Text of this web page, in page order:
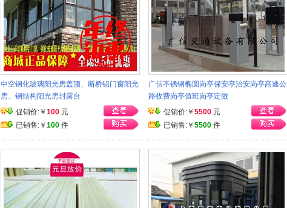
中空钢化玻璃阳光房盖顶、断桥铝门窗阳光
房、钢结构阳光房封露台
促销价:￥ 100 元
已销售:￥ 100 件
广信不锈钢椭圆岗亭保安亭治安岗亭高速公
路收费岗亭值班岗亭定做
促销价:￥ 5500 元
已销售:￥ 5500 件